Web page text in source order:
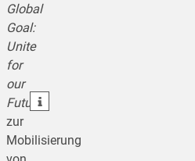
Global
Goal:
Unite
for
our
Future
zur
Mobilisierung
teilen
teilen